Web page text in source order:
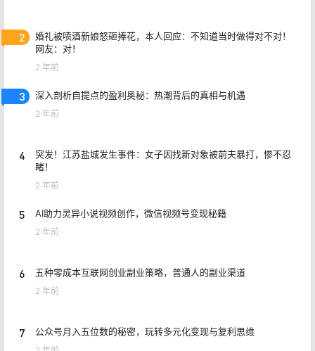
2
婚礼被喷酒新娘怒砸捧花，本人回应：不知道当时做得对不对！
网友：对！
2 年前
3 深入剖析自提点的盈利奥秘：热潮背后的真相与机遇
2 年前
4
突发！江苏盐城发生事件：女子因找新对象被前夫暴打，惨不忍
睹！
2 年前
5 AI助力灵异小说视频创作，微信视频号变现秘籍
2 年前
6 五种零成本互联网创业副业策略，普通人的副业渠道
2 年前
7 公众号月入五位数的秘密，玩转多元化变现与复利思维